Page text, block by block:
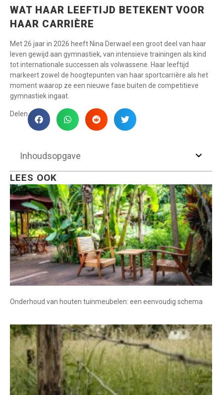
WAT HAAR LEEFTIJD BETEKENT VOOR
HAAR CARRIÈRE
Met 26 jaar in 2026 heeft Nina Derwael een groot deel van haar
leven gewijd aan gymnastiek, van intensieve trainingen als kind
tot internationale successen als volwassene. Haar leeftijd
markeert zowel de hoogtepunten van haar sportcarrière als het
moment waarop ze een nieuwe fase buiten de competitieve
gymnastiek ingaat.
Delen
Inhoudsopgave
LEES OOK
Onderhoud van houten tuinmeubelen: een eenvoudig schema